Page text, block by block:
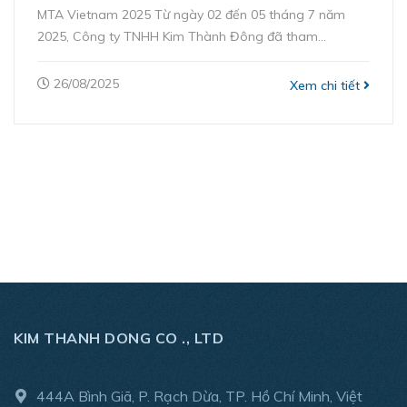
MTA Vietnam 2025 Từ ngày 02 đến 05 tháng 7 năm
2025, Công ty TNHH Kim Thành Đông đã tham...
26/08/2025 Xem chi tiết
KIM THANH DONG CO ., LTD
444A Bình Giã, P. Rạch Dừa, TP. Hồ Chí Minh, Việt